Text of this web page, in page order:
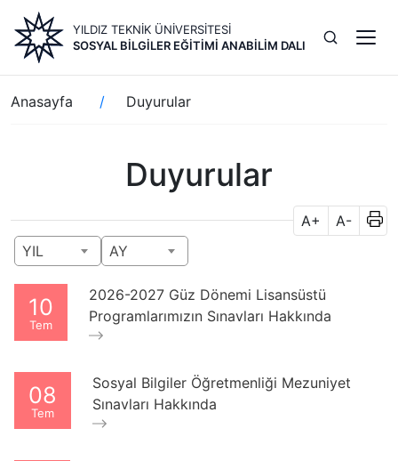
içeriğe
atla
YILDIZ TEKNİK ÜNİVERSİTESİ
SOSYAL BILGILER EĞITIMI ANABILIM DALI
Sayfa
yolu
Anasayfa Duyurular
Duyurular
A+
A-
YIL
AY
10
Tem
2026-2027 Güz Dönemi Lisansüstü
Programlarımızın Sınavları Hakkında
08
Tem
Sosyal Bilgiler Öğretmenliği Mezuniyet
Sınavları Hakkında